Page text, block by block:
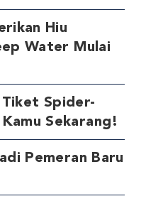
Hiu
Water Mulai
Tiket Spider-
Sekarang!
Pemeran Baru